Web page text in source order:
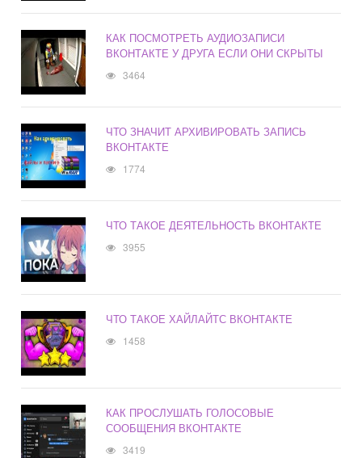
КАК ПОСМОТРЕТЬ АУДИОЗАПИСИ
ВКОНТАКТЕ У ДРУГА ЕСЛИ ОНИ СКРЫТЫ
3464
ЧТО ЗНАЧИТ АРХИВИРОВАТЬ ЗАПИСЬ
ВКОНТАКТЕ
1774
ЧТО ТАКОЕ ДЕЯТЕЛЬНОСТЬ ВКОНТАКТЕ
3955
ЧТО ТАКОЕ ХАЙЛАЙТС ВКОНТАКТЕ
1458
КАК ПРОСЛУШАТЬ ГОЛОСОВЫЕ
СООБЩЕНИЯ ВКОНТАКТЕ
3419